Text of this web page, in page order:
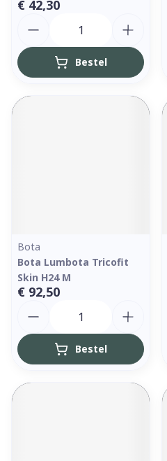
€ 42,30
Bestel
Bota
Bota Lumbota Tricofit
Skin H24 M
€ 92,50
Bestel